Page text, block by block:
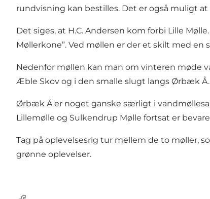
rundvisning kan bestilles. Det er også muligt
Det siges, at H.C. Andersen kom forbi Lille
Møllerkone”. Ved møllen er der et skilt med en
Nedenfor møllen kan man om vinteren møde
Æble Skov og i den smalle slugt langs Ørbæk Å.
Ørbæk Å er noget ganske særligt i
Lillemølle og Sulkendrup Mølle fortsat er
Tag på oplevelsesrig tur mellem de to møller,
grønne oplevelser.